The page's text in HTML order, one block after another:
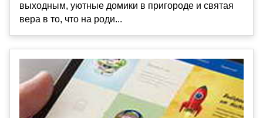
выходным, уютные домики в пригороде и святая
вера в то, что на роди...